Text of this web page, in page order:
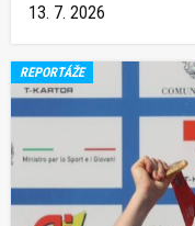
13. 7. 2026
REPORTÁŽE